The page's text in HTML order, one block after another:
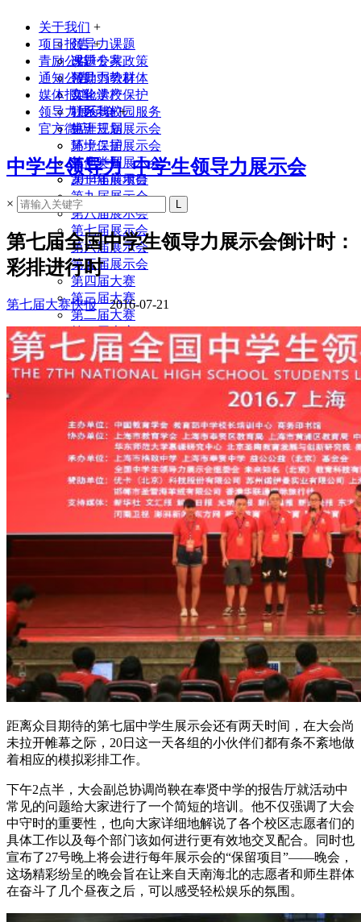
关于我们 +
领导力课题
课题专家
领导力教材
实验学校
联系我们
项目报告 +
改进公共政策
帮助弱势群体
文化遗产保护
社区与校园服务
生涯规划
环境保护
其他类型
2014年前项目
青励公益
通知公告
媒体报道
领导力展示会 +
第十三届展示会
第十二届展示会
第十一届展示会
第十届展示会
第九届展示会
第八届展示会
第七届展示会
第六届展示会
第五届展示会
第四届大赛
第三届大赛
第二届大赛
第一届大赛
官方微店
中学生领导力_中学生领导力展示会
×
第七届全国中学生领导力展示会倒计时：
彩排进行时
第七届大赛快报2016-07-21
距离众目期待的第七届中学生展示会还有两天时间，在大会尚
未拉开帷幕之际，20日这一天各组的小伙伴们都有条不紊地做
着相应的模拟彩排工作。
下午2点半，大会副总协调尚鞅在奉贤中学的报告厅就活动中
常见的问题给大家进行了一个简短的培训。他不仅强调了大会
中守时的重要性，也向大家详细地解说了各个校区志愿者们的
具体工作以及每个部门该如何进行更有效地交叉配合。同时也
宣布了27号晚上将会进行每年展示会的“保留项目”——晚会，
这场精彩纷呈的晚会旨在让来自天南海北的志愿者和师生群体
在奋斗了几个昼夜之后，可以感受轻松娱乐的氛围。